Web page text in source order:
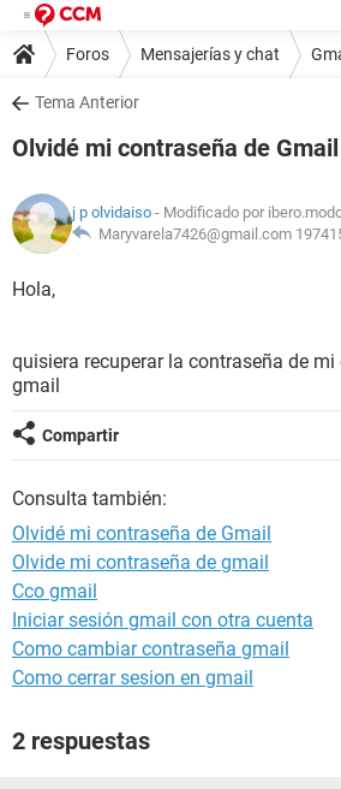
Foros Mensajerías y chat
Tema Anterior
Olvidé mi contraseña de Gmail
j p olvidaiso - Modificado por
Maryvarela7426@gmail.com
Hola,
quisiera recuperar la contraseña de
gmail
Compartir
Consulta también:
Olvidé mi contraseña de Gmail
Olvide mi contraseña de gmail
Cco gmail
Iniciar sesión gmail con otra cuenta
Como cambiar contraseña gmail
Como cerrar sesion en gmail
2 respuestas